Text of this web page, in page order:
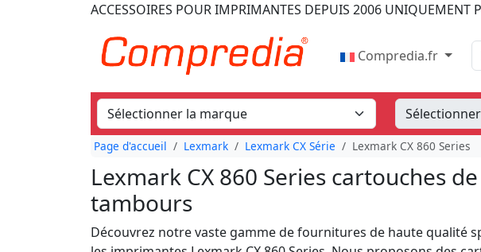
ACCESSOIRES POUR IMPRIMANTES DEPUIS 2006 UNIQUEMENT
Compredia.fr
Page d'accueil Lexmark Lexmark CX Série Lexmark CX 860 Series
Lexmark CX 860 Series cartouches
tambours
Découvrez notre vaste gamme de fournitures de haute qualité